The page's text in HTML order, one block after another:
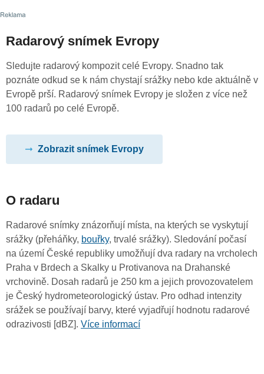
Radarový snímek Evropy
Sledujte radarový kompozit celé Evropy. Snadno tak
poznáte odkud se k nám chystají srážky nebo kde aktuálně v
Evropě prší. Radarový snímek Evropy je složen z více než
100 radarů po celé Evropě.
Zobrazit snímek Evropy
O radaru
Radarové snímky znázorňují místa, na kterých se vyskytují
srážky (přeháňky, bouřky, trvalé srážky). Sledování počasí
na území České republiky umožňují dva radary na vrcholech
Praha v Brdech a Skalky u Protivanova na Drahanské
vrchovině. Dosah radarů je 250 km a jejich provozovatelem
je Český hydrometeorologický ústav. Pro odhad intenzity
srážek se používají barvy, které vyjadřují hodnotu radarové
odrazivosti [dBZ]. Více informací